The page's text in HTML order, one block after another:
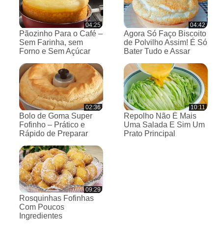
04:25
Pãozinho Para o Café –
Sem Farinha, sem
Forno e Sem Açúcar
04:42
Agora Só Faço Biscoito
de Polvilho Assim! É Só
Bater Tudo e Assar
02:36
Bolo de Goma Super
Fofinho – Prático e
Rápido de Preparar
10:11
Repolho Não É Mais
Uma Salada E Sim Um
Prato Principal
09:29
Rosquinhas Fofinhas
Com Poucos
Ingredientes